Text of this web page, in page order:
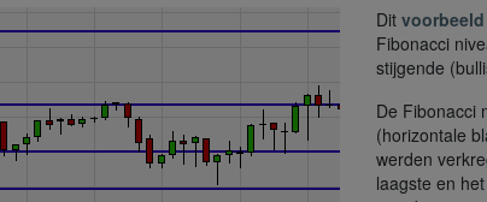
Dit voorbeeld
Fibonacci
stijgende
De Fibonacci
(horizontale
werden
laagste en